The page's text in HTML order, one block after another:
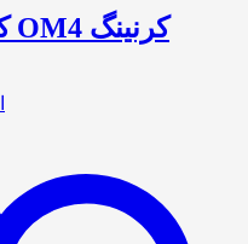
کابل فیبر نوری 12 کر OM4 کرنینگ